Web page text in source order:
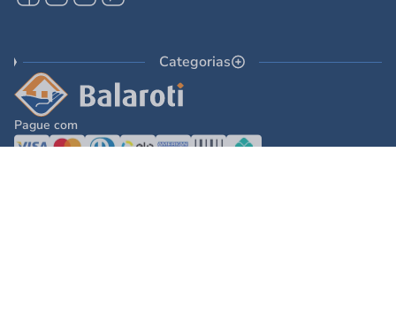
Categorias
Pague com